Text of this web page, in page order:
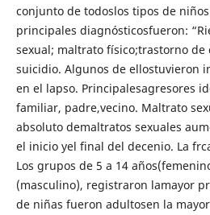
conjunto de todoslos tipos de
principales diagnósticosfueron:
sexual; maltrato físico;trastorno
suicidio. Algunos de ellostuvieron
en el lapso. Principalesagresores
familiar, padre,vecino. Maltrato
absoluto demaltratos sexuales
el inicio yel final del decenio. La
Los grupos de 5 a 14
(masculino), registraron lamayor
de niñas fueron adultosen la